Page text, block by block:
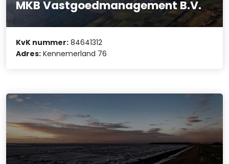
MKB Vastgoedmanagement B.V.
KvK nummer: 84641312
Adres: Kennemerland 76